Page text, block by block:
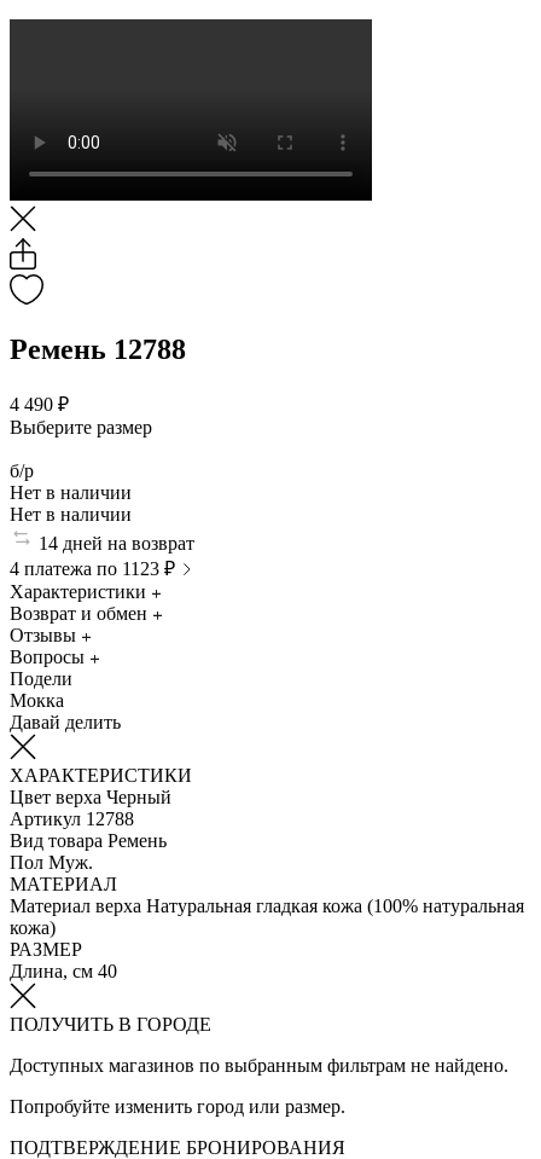
Ремень 12788
4 490 ₽
Выберите размер
б/р
Нет в наличии
Нет в наличии
14 дней на возврат
4 платежа по 1123 ₽
Характеристики
Возврат и обмен
Отзывы
Вопросы
Подели
Мокка
Давай делить
ХАРАКТЕРИСТИКИ
Цвет верха Черный
Артикул 12788
Вид товара Ремень
Пол Муж.
МАТЕРИАЛ
Материал верха Натуральная гладкая кожа (100% натуральная
кожа)
РАЗМЕР
Длина, см 40
ПОЛУЧИТЬ В ГОРОДЕ
Доступных магазинов по выбранным фильтрам не найдено.
Попробуйте изменить город или размер.
ПОДТВЕРЖДЕНИЕ БРОНИРОВАНИЯ